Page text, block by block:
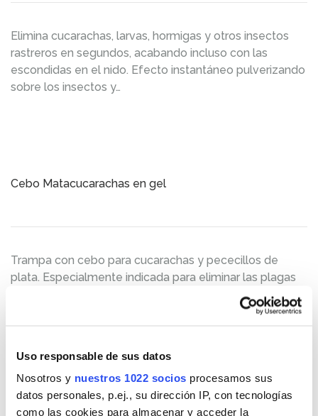
Uso responsable de sus datos
Nosotros y nuestros 1022 socios procesamos sus
datos personales, p.ej., su dirección IP, con tecnologías
como las cookies para almacenar y acceder la
Elimina cucarachas, larvas, hormigas y otros insectos
rastreros en segundos, acabando incluso con las
escondidas en el nido. Efecto instantáneo pulverizando
sobre los insectos y…
Cebo Matacucarachas en gel
Trampa con cebo para cucarachas y pececillos de
plata. Especialmente indicada para eliminar las plagas
en cocinas, despensas y fregaderos. El atrayente hace
Cebo Matahormigas en gel